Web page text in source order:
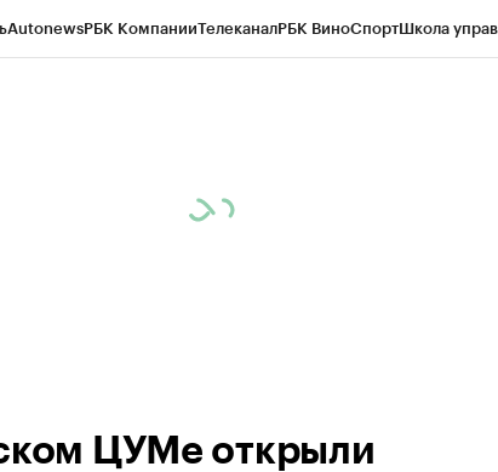
AutonewsРБК КомпанииТелеканалРБК ВиноСпортШкола
ЦУМе открыли